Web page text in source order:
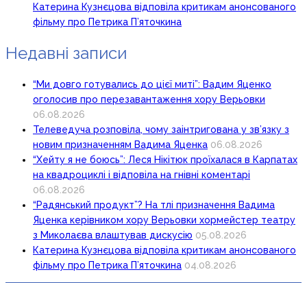
Катерина Кузнєцова відповіла критикам анонсованого
фільму про Петрика П’яточкина
Недавні записи
“Ми довго готувались до цієї миті”: Вадим Яценко
оголосив про перезавантаження хору Верьовки
06.08.2026
Телеведуча розповіла, чому заінтригована у зв’язку з
новим призначенням Вадима Яценка 06.08.2026
“Хейту я не боюсь”: Леся Нікітюк проїхалася в Карпатах
на квадроциклі і відповіла на гнівні коментарі
06.08.2026
“Радянський продукт”? На тлі призначення Вадима
Яценка керівником хору Верьовки хормейстер театру
з Миколаєва влаштував дискусію 05.08.2026
Катерина Кузнєцова відповіла критикам анонсованого
фільму про Петрика П’яточкина 04.08.2026